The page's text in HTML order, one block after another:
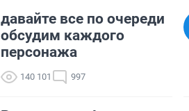
давайте все по очереди
обсудим каждого
персонажа
140 101 997